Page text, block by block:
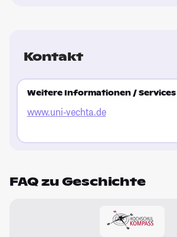
Kontakt
Weitere Informationen / Services
www.uni-vechta.de
FAQ zu Geschichte